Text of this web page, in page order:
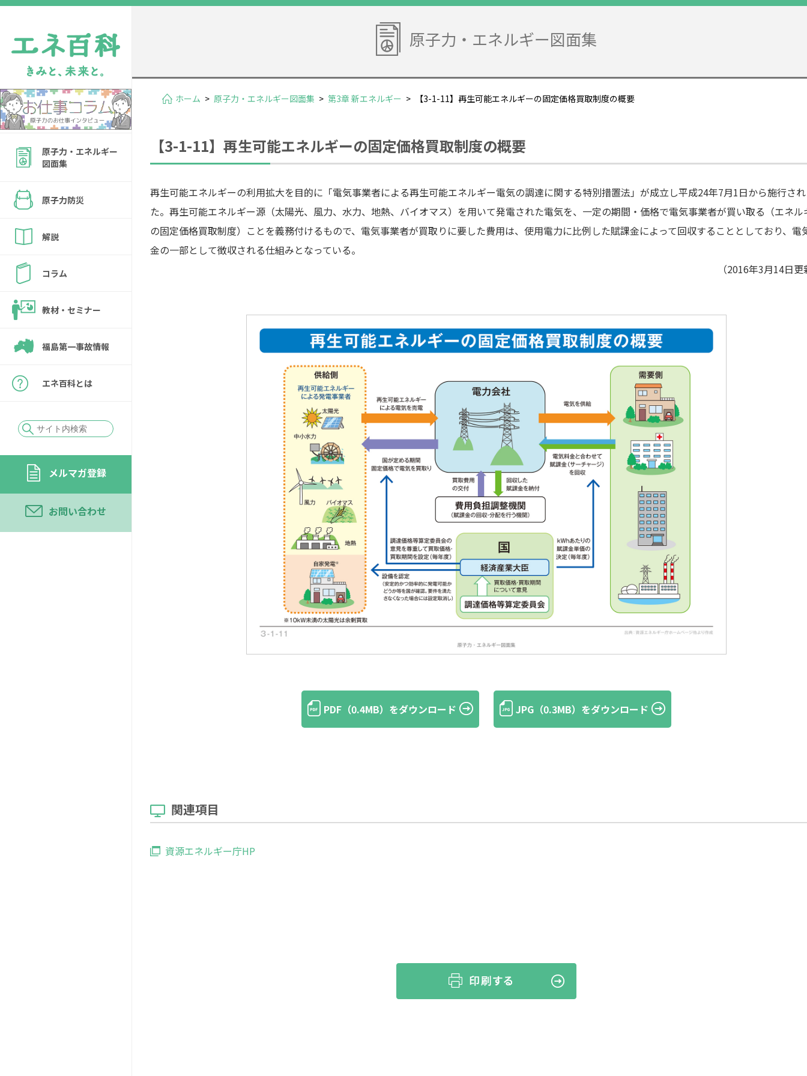
原子力・エネルギー
図面集
原子力防災
解説
コラム
教材・セミナー
福島第一事故情報
エネ百科とは
メルマガ登録
お問い合わせ
原子力・エネルギー図面集
ホーム > 原子力・エネルギー図面集 > 第3章 新エネルギー > 【3-1-11】再生可能エネルギーの固定価格買取制度の概要
【3-1-11】再生可能エネルギーの固定価格買取制度の概要
再生可能エネルギーの利用拡大を目的に「電気事業者による再生可能エネルギー電気の調達に関する特別措置法」が成立し平成24年7月1日から施行され
た。再生可能エネルギー源（太陽光、風力、水力、地熱、バイオマス）を用いて発電された電気を、一定の期間・価格で電気事業者が買い取る（エネル
の固定価格買取制度）ことを義務付けるもので、電気事業者が買取りに要した費用は、使用電力に比例した賦課金によって回収することとしており、電
金の一部として徴収される仕組みとなっている。
（2016年3月14日
PDF（0.4MB）をダウンロード JPG（0.3MB）をダウンロード
関連項目
資源エネルギー庁HP